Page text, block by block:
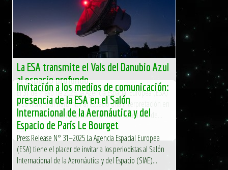
precedentes: la melodía del icónico "Vals del Danubio
El Independiente
La ESA transmite el Vals del Danubio Azul
al espacio profundo
El 31 de mayo de 2025, la Agencia Espacial Europea (ESA)
hizo historia al transmitir al espacio una interpretación en
directo del Vals del Danubio Azul desde su antena de...
ESA
Invitación a los medios de comunicación:
presencia de la ESA en el Salón
Internacional de la Aeronáutica y del
Espacio de París Le Bourget
Press Release N° 31–2025 La Agencia Espacial Europea
(ESA) tiene el placer de invitar a los periodistas al Salón
Internacional de la Aeronáutica y del Espacio (SIAE)...